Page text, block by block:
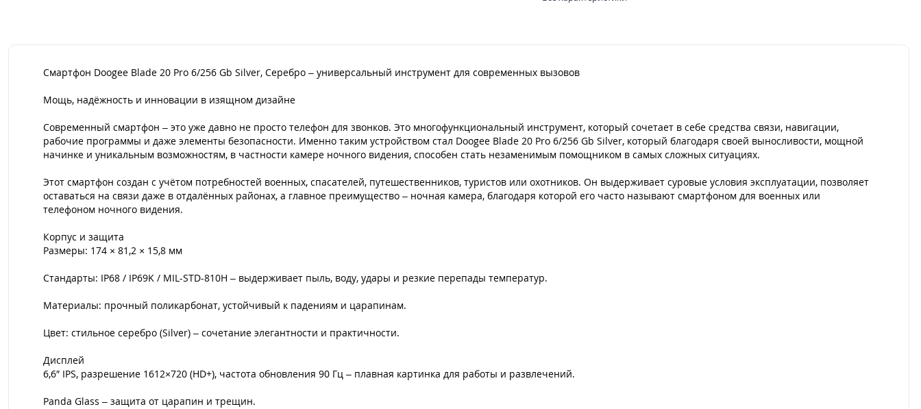
Смартфон Doogee Blade 20 Pro 6/256 Gb Silver, Серебро – универсальный инструмент для современных вызовов
Мощь, надёжность и инновации в изящном дизайне
Современный смартфон – это уже давно не просто телефон для звонков. Это многофункциональный инструмент, который сочетает в себе средства связи, навигации,
рабочие программы и даже элементы безопасности. Именно таким устройством стал Doogee Blade 20 Pro 6/256 Gb Silver, который благодаря своей выносливости, мощной
начинке и уникальным возможностям, в частности камере ночного видения, способен стать незаменимым помощником в самых сложных ситуациях.
Этот смартфон создан с учётом потребностей военных, спасателей, путешественников, туристов или охотников. Он выдерживает суровые условия эксплуатации, позволяет
оставаться на связи даже в отдалённых районах, а главное преимущество – ночная камера, благодаря которой его часто называют смартфоном для военных или
телефоном ночного видения.
Корпус и защита
Размеры: 174 × 81,2 × 15,8 мм
Стандарты: IP68 / IP69K / MIL-STD-810H – выдерживает пыль, воду, удары и резкие перепады температур.
Материалы: прочный поликарбонат, устойчивый к падениям и царапинам.
Цвет: стильное серебро (Silver) – сочетание элегантности и практичности.
Дисплей
6,6″ IPS, разрешение 1612×720 (HD+), частота обновления 90 Гц – плавная картинка для работы и развлечений.
Panda Glass – защита от царапин и трещин.